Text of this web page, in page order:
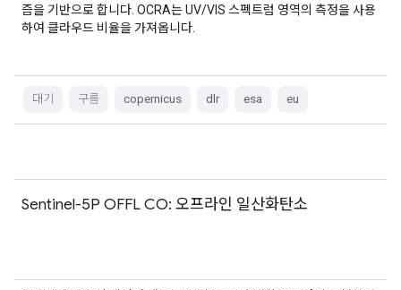
즘을 기반으로 합니다. OCRA는 UV/VIS 스펙트럼 영역의 측정을 사용
하여 클라우드 비율을 가져옵니다.
대기 구름 copernicus dlr esa eu
Sentinel-5P OFFL CO: 오프라인 일산화탄소